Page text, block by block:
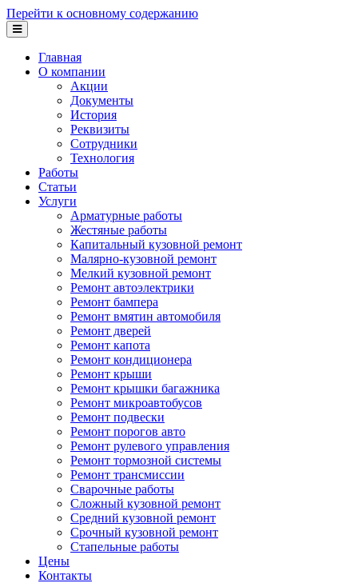
Перейти к основному содержанию
Главная
О компании
Акции
Документы
История
Реквизиты
Сотрудники
Технология
Работы
Статьи
Услуги
Арматурные работы
Жестяные работы
Капитальный кузовной ремонт
Малярно-кузовной ремонт
Мелкий кузовной ремонт
Ремонт автоэлектрики
Ремонт бампера
Ремонт вмятин автомобиля
Ремонт дверей
Ремонт капота
Ремонт кондиционера
Ремонт крыши
Ремонт крышки багажника
Ремонт микроавтобусов
Ремонт подвески
Ремонт порогов авто
Ремонт рулевого управления
Ремонт тормозной системы
Ремонт трансмиссии
Сварочные работы
Сложный кузовной ремонт
Средний кузовной ремонт
Срочный кузовной ремонт
Стапельные работы
Цены
Контакты